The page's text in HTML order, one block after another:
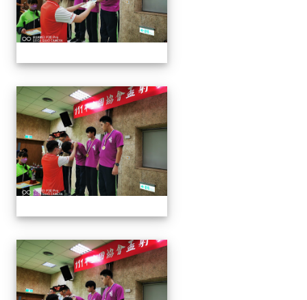
1110913 111年協會盃射擊
1110913 111年協會盃射擊